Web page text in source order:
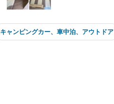
キャンピングカー、車中泊、アウトドア